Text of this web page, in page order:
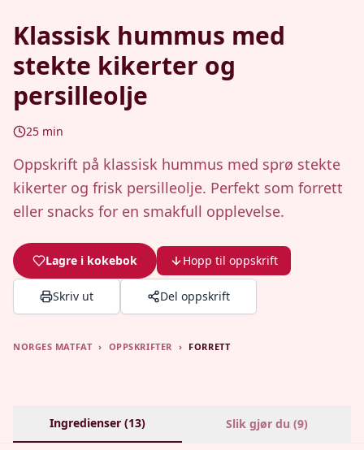
Klassisk hummus med
stekte kikerter og
persilleolje
25 min
Oppskrift på klassisk hummus med sprø stekte
kikerter og frisk persilleolje. Perfekt som forrett
eller snacks for en smakfull opplevelse.
Lagre i kokebok Hopp til oppskrift
Skriv ut Del oppskrift
NORGES MATFAT › OPPSKRIFTER › FORRETT
Ingredienser (13) Slik gjør du (9)